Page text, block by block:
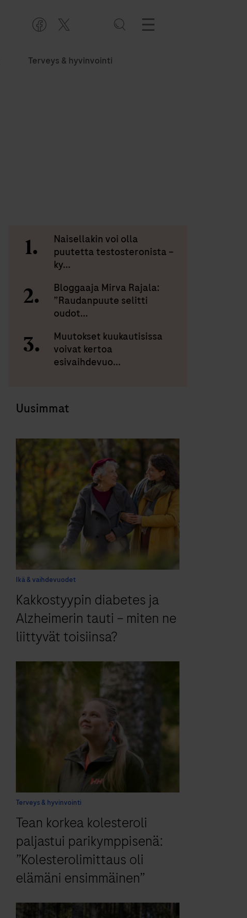
Terveys & hyvinvointi
Naisellakin voi olla
puutetta testosteronista –
ky...
Bloggaaja Mirva Rajala:
”Raudanpuute selitti
oudot...
Muutokset kuukautisissa
voivat kertoa
esivaihdevuo...
Uusimmat
Ikä & vaihdevuodet
Kakkostyypin diabetes ja
Alzheimerin tauti – miten ne
liittyvät toisiinsa?
Terveys & hyvinvointi
Tean korkea kolesteroli
paljastui parikymppisenä:
”Kolesterolimittaus oli
elämäni ensimmäinen”